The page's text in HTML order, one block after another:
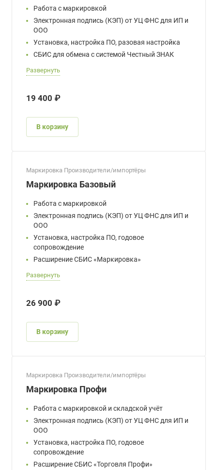
Работа с маркировкой
Электронная подпись (КЭП) от УЦ ФНС для ИП и
ООО
Установка, настройка ПО, разовая настройка
СБИС для обмена с системой Честный ЗНАК
Развернуть
19 400 ₽
В корзину
Маркировка Производители/импортёры
Маркировка Базовый
Работа с маркировкой
Электронная подпись (КЭП) от УЦ ФНС для ИП и
ООО
Установка, настройка ПО, годовое
сопровождение
Расширение СБИС «Маркировка»
Развернуть
26 900 ₽
В корзину
Маркировка Производители/импортёры
Маркировка Профи
Работа с маркировкой и складской учёт
Электронная подпись (КЭП) от УЦ ФНС для ИП и
ООО
Установка, настройка ПО, годовое
сопровождение
Расширение СБИС «Торговля Профи»